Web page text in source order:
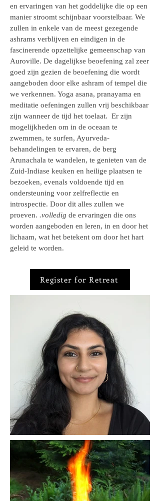
en ervaringen van het goddelijke die op een
manier stroomt schijnbaar voorstelbaar. We
zullen in enkele van de meest gezegende
ashrams verblijven en eindigen in de
fascinerende opzettelijke gemeenschap van
Auroville. De dagelijkse beoefening zal zeer
goed zijn gezien de beoefening die wordt
aangeboden door elke ashram of tempel die
we verkennen. Yoga asana, pranayama en
meditatie oefeningen zullen vrij beschikbaar
zijn wanneer de tijd het toelaat. Er zijn
mogelijkheden om in de oceaan te
zwemmen, te surfen, Ayurveda-
behandelingen te ervaren, de berg
Arunachala te wandelen, te genieten van de
Zuid-Indiase keuken en heilige plaatsen te
bezoeken, evenals voldoende tijd en
ondersteuning voor zelfreflectie en
introspectie. Door dit alles zullen we
proeven. .volledig de ervaringen die ons
worden aangeboden en leren, in en door het
lichaam, wat het betekent om door het hart
geleid te worden.
Register for Retreat